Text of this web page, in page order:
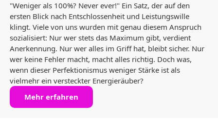
"Weniger als 100%? Never ever!" Ein Satz, der auf den
ersten Blick nach Entschlossenheit und Leistungswille
klingt. Viele von uns wurden mit genau diesem Anspruch
sozialisiert: Nur wer stets das Maximum gibt, verdient
Anerkennung. Nur wer alles im Griff hat, bleibt sicher. Nur
wer keine Fehler macht, macht alles richtig. Doch was,
wenn dieser Perfektionismus weniger Stärke ist als
vielmehr ein versteckter Energieräuber?
Mehr erfahren